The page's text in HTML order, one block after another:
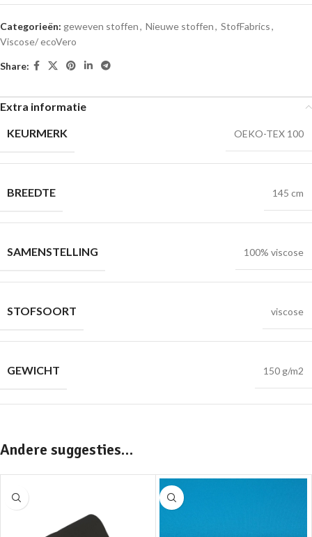
Categorieën: geweven stoffen, Nieuwe stoffen, StofFabrics,
Viscose/ ecoVero
Share:
Extra informatie
KEURMERK
OEKO-TEX 100
BREEDTE 145 cm
SAMENSTELLING 100% viscose
STOFSOORT viscose
GEWICHT 150 g/m2
Andere suggesties…